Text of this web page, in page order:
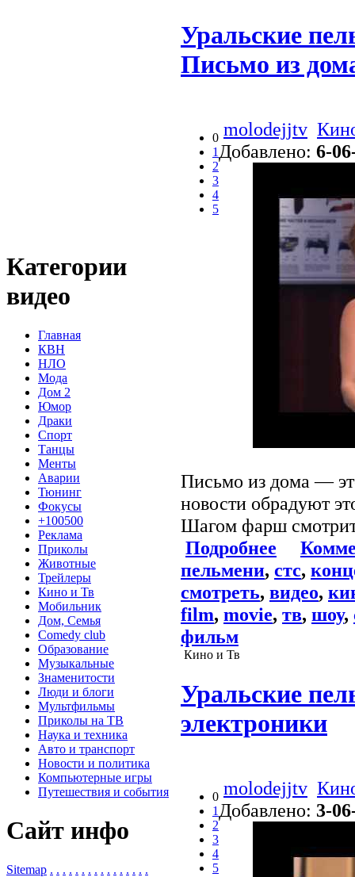
Категории
видео
Главная
КВН
НЛО
Мода
Дом 2
Юмор
Драки
Спорт
Танцы
Менты
Аварии
Тюнинг
Фокусы
+100500
Реклама
Приколы
Животные
Трейлеры
Кино и Тв
Мобильник
Дом, Семья
Comedy club
Образование
Музыкальные
Знаменитости
Люди и блоги
Мультфильмы
Приколы на ТВ
Наука и техника
Авто и транспорт
Новости и политика
Компьютерные игры
Путешествия и события
Сайт инфо
Sitemap . . . . . . . . . . . . . . . .
Уральские
Письмо из
0
1
2
3
4
5
molodejjtv
Добавлено: 6-
Письмо из дома —
новости обрадуют
Шагом фарш
Подробнее
пельмени, стс,
смотреть, видео,
film, movie, тв, шоу,
фильм
Кино и Тв
Уральские
электроники
0
1
2
3
4
5
molodejjtv
Добавлено: 3-